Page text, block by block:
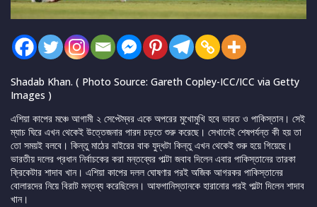
Shadab Khan. ( Photo Source: Gareth Copley-ICC/ICC via Getty
Images )
এশিয়া কাপের মঞ্চে আগামী ২ সেপ্টেম্বর একে অপরের মুখোমুখি হবে ভারত ও পাকিস্তান। সেই
ম্যাচ ঘিরে এখন থেকেই উত্তেজনার পারদ চড়তে শুরু করেছে। সেখানেই শেষপর্যন্ত কী হয় তা
তো সময়ই বলবে। কিন্তু মাঠের বাইরের বাক যুদ্ধটা কিন্তু এখন থেকেই শুরু হয়ে গিয়েছে।
ভারতীয় দলের প্রধান নির্বাচকের করা মন্তব্যের পাল্টা জবাব দিলেন এবার পাকিস্তানের তারকা
ক্রিকেটার শাদাব খান। এশিয়া কাপের দলল ঘোষণার পরই অজিক আগরকর পাকিস্তানের
বোলারদের নিয়ে বিরাট মন্তব্য করেছিলেন। আফগানিস্তানকে হারানোর পরই পাল্টা দিলেন শাদাব
খান।